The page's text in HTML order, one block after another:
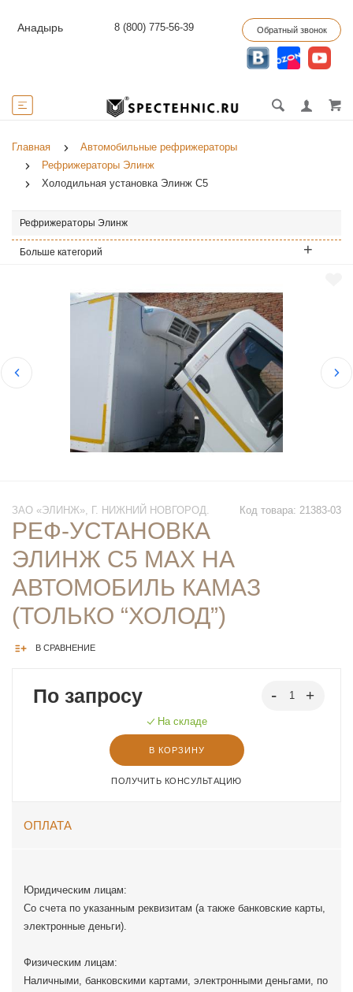
Анадырь 8 (800) 775-56-39 Обратный звонок
Главная
Автомобильные рефрижераторы
Рефрижераторы Элинж
Холодильная установка Элинж С5
Рефрижераторы Элинж
Больше категорий
Код товара: 21383-03
ЗАО «ЭЛИНЖ», Г. НИЖНИЙ НОВГОРОД.
РЕФ-УСТАНОВКА
ЭЛИНЖ С5 MAX НА
АВТОМОБИЛЬ КАМАЗ
(ТОЛЬКО “ХОЛОД”)
В СРАВНЕНИЕ
По запросу
На складе
В КОРЗИНУ
ПОЛУЧИТЬ КОНСУЛЬТАЦИЮ
ОПЛАТА
Юридическим лицам:
Со счета по указанным реквизитам (а также банковские карты,
электронные деньги).
Физическим лицам:
Наличными, банковскими картами, электронными деньгами, по